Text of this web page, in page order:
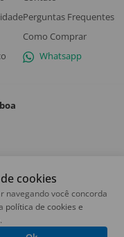
Perguntas Frequentes
Como Comprar
Whatsapp
cookies
navegando você concorda
política de cookies e
.